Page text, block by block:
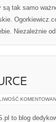
są tak samo
Niezależnie
to blog